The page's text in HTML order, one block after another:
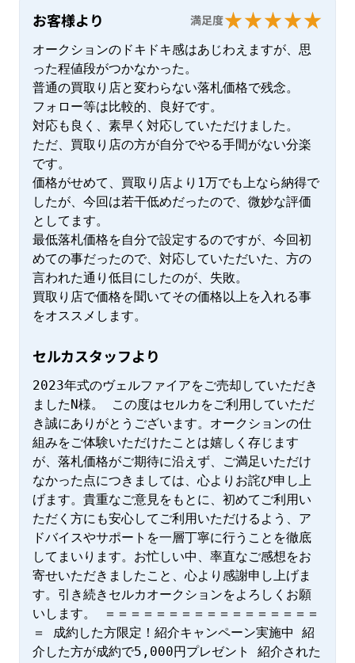
お客様より 満足度
オークションのドキドキ感はあじわえますが、思
った程値段がつかなかった。
普通の買取り店と変わらない落札価格で残念。
フォロー等は比較的、良好です。
対応も良く、素早く対応していただけました。
ただ、買取り店の方が自分でやる手間がない分楽
です。
価格がせめて、買取り店より1万でも上なら納得で
したが、今回は若干低めだったので、微妙な評価
としてます。
最低落札価格を自分で設定するのですが、今回初
めての事だったので、対応していただいた、方の
言われた通り低目にしたのが、失敗。
買取り店で価格を聞いてその価格以上を入れる事
をオススメします。
セルカスタッフより
2023年式のヴェルファイアをご売却していただき
ましたN様。 この度はセルカをご利用していただ
き誠にありがとうございます。オークションの仕
組みをご体験いただけたことは嬉しく存じます
が、落札価格がご期待に沿えず、ご満足いただけ
なかった点につきましては、心よりお詫び申し上
げます。貴重なご意見をもとに、初めてご利用い
ただく方にも安心してご利用いただけるよう、ア
ドバイスやサポートを一層丁寧に行うことを徹底
してまいります。お忙しい中、率直なご感想をお
寄せいただきましたこと、心より感謝申し上げま
す。引き続きセルカオークションをよろしくお願
いします。 ＝＝＝＝＝＝＝＝＝＝＝＝＝＝＝＝＝
＝ 成約した方限定！紹介キャンペーン実施中 紹
介した方が成約で5,000円プレゼント 紹介された